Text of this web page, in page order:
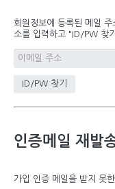
회원정보에 등록된 메일
소를 입력하고 "ID/PW 찾
인증메일 재발
가입 인증 메일을 받지 못